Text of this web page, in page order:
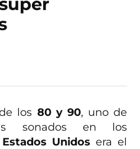
los 80 y 90, uno de
sonados en los
Estados Unidos era el